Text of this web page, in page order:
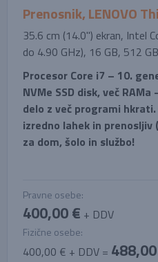
Prenosnik, LENOVO
35.6 cm (14.0'') ekran, Intel
do 4.90 GHz), 16 GB, 512
Procesor Core i7 – 10.
NVMe SSD disk, več
delo z več programi
izredno lahek in prenosljiv
za dom, šolo in službo!
Pravne osebe:
400,00 € + DDV
Fizične osebe:
400,00 € + DDV =